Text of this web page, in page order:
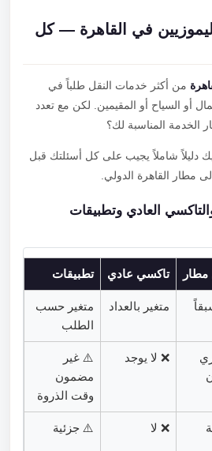
في القاهرة — كل
من أكثر خدمات النقل طلباً في
أو السياح أو المقيمين. لكن مع تعدد
الخدمة المناسبة لك؟
دليلاً شاملاً يجيب على كل أسئلتك قبل
القاهرة الدولي.
العادي وتطبيقات
تاكسي عادي تطبيقات
متغير بالعداد
متغير حسب
الطلب
❌ لا يوجد
⚠️ غير
مضمون
وقت الذروة
❌ لا ⚠️ جزئية